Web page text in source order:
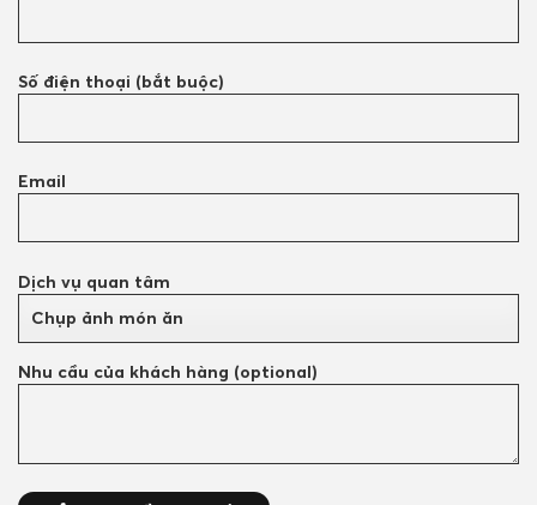
Số điện thoại (bắt buộc)
Email
Dịch vụ quan tâm
Nhu cầu của khách hàng (optional)